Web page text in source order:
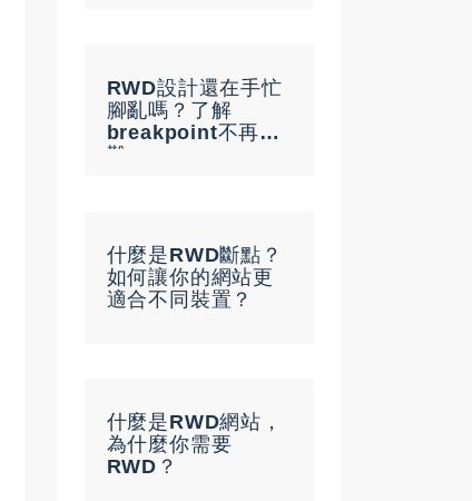
RWD設計還在手忙
腳亂嗎？了解
breakpoint不再為
難
什麼是RWD斷點？
如何讓你的網站更
適合不同裝置？
什麼是RWD網站，
為什麼你需要
RWD？